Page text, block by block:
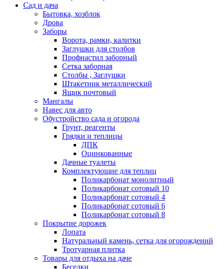
Сад и дача
Бытовка, хозблок
Дрова
Заборы
Ворота, рамки, калитки
Заглушки для столбов
Профнастил заборный
Сетка заборная
Столбы , Заглушки
Штакетник металлический
Ящик почтовый
Мангалы
Навес для авто
Обустройство сада и огорода
Грунт, реагенты
Грядки и теплицы
ДПК
Оцинкованные
Дачные туалеты
Комплектующие для теплиц
Поликарбонат монолитный
Поликарбонат сотовый 10
Поликарбонат сотовый 4
Поликарбонат сотовый 6
Поликарбонат сотовый 8
Покрытие дорожек
Лопата
Натуральный камень, сетка для огорождений
Тротуарная плитка
Товары для отдыха на даче
Беседки